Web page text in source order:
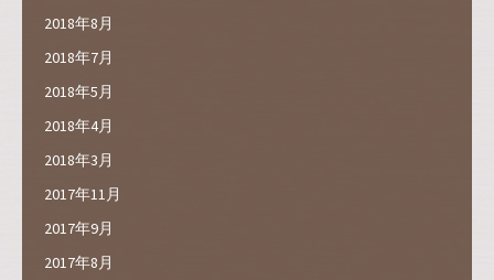
2018年8月
2018年7月
2018年5月
2018年4月
2018年3月
2017年11月
2017年9月
2017年8月